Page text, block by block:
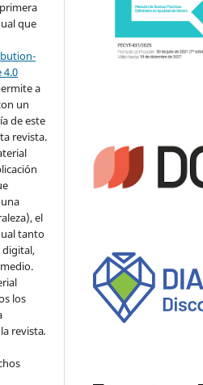
que
4.0
a
un
de este
revista.
el
tanto
digital,
los
revista.